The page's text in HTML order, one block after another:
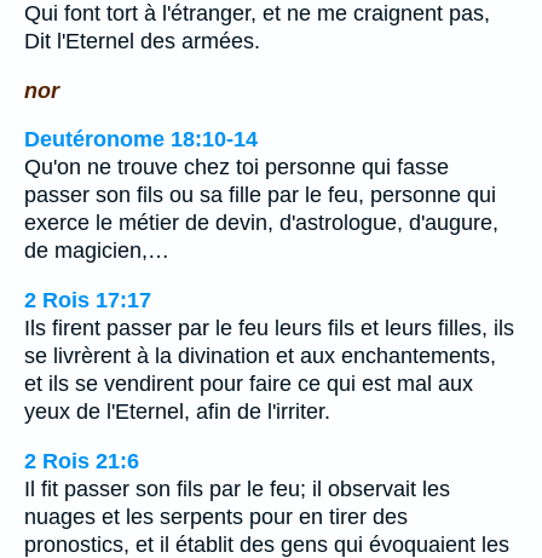
Qui font tort à l'étranger, et ne me craignent pas,
Dit l'Eternel des armées.
nor
Deutéronome 18:10-14
Qu'on ne trouve chez toi personne qui fasse
passer son fils ou sa fille par le feu, personne qui
exerce le métier de devin, d'astrologue, d'augure,
de magicien,…
2 Rois 17:17
Ils firent passer par le feu leurs fils et leurs filles, ils
se livrèrent à la divination et aux enchantements,
et ils se vendirent pour faire ce qui est mal aux
yeux de l'Eternel, afin de l'irriter.
2 Rois 21:6
Il fit passer son fils par le feu; il observait les
nuages et les serpents pour en tirer des
pronostics, et il établit des gens qui évoquaient les